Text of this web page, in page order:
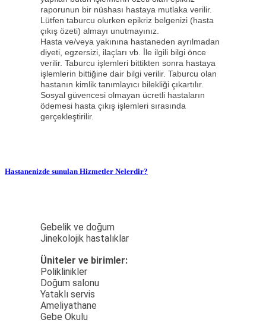
raporunun bir nüshası hastaya mutlaka verilir.
Lütfen taburcu olurken epikriz belgenizi (hasta
çıkış özeti) almayı unutmayınız.
Hasta ve/veya yakınına hastaneden ayrılmadan
diyeti, egzersizi, ilaçları vb. İle ilgili bilgi önce
verilir. Taburcu işlemleri bittikten sonra hastaya
işlemlerin bittiğine dair bilgi verilir. Taburcu olan
hastanın kimlik tanımlayıcı bilekliği çıkartılır.
Sosyal güvencesi olmayan ücretli hastaların
ödemesi hasta çıkış işlemleri sırasında
gerçekleştirilir.
Hastanenizde sunulan Hizmetler Nelerdir?
Gebelik ve doğum
Jinekolojik hastalıklar
Üniteler ve birimler:
Poliklinikler
Doğum salonu
Yataklı servis
Ameliyathane
Gebe Okulu